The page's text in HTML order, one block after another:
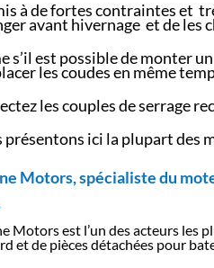
à de fortes contraintes et
avant hivernage et de les
s’il est possible de monter
les coudes en même
les couples de serrage
présentons ici la plupart des
Motors, spécialiste du
Motors est l’un des acteurs les
et de pièces détachées pour